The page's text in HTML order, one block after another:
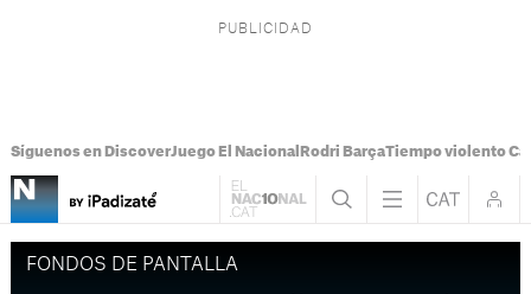
Síguenos en DiscoverJuego El Nacional Rodri BarçaTiempo violento
FONDOS DE PANTALLA